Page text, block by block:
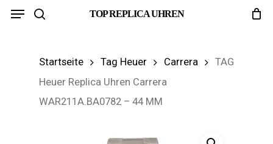
Skip
TOP REPLICA UHREN
Menu
Startseite Tag Heuer Carrera
TAG
Heuer Replica Uhren Carrera
WAR211A.BA0782 – 44 MM